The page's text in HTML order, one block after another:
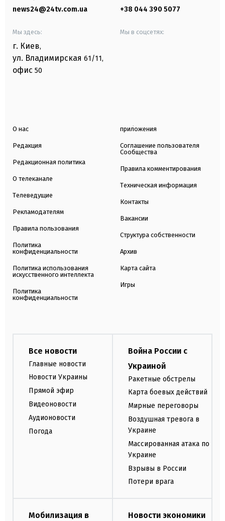
news24@24tv.com.ua +38 044 390 5077
Мы здесь:
г. Киев,
ул. Владимирская 61/11,
офис 50
Мы в соцсетях:
О нас
Редакция
Редакционная политика
О телеканале
Телеведущие
Рекламодателям
Правила пользования
Политика
конфиденциальности
Политика использования
искусственного интеллекта
Политика
конфиденциальности
приложения
Соглашение пользователя
Сообщества
Правила комментирования
Техническая информация
Контакты
Вакансии
Структура собственности
Архив
Карта сайта
Игры
Все новости
Главные новости
Новости Украины
Прямой эфир
Видеоновости
Аудионовости
Погода
Война России с
Украиной
Ракетные обстрелы
Карта боевых действий
Мирные переговоры
Воздушная тревога в
Украине
Массированная атака по
Украине
Взрывы в России
Потери врага
Мобилизация в
Новости экономики